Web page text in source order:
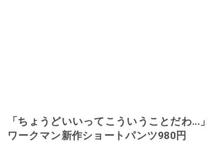
「ちょうどいいってこういうことだわ...」
ワークマン新作ショートパンツ980円